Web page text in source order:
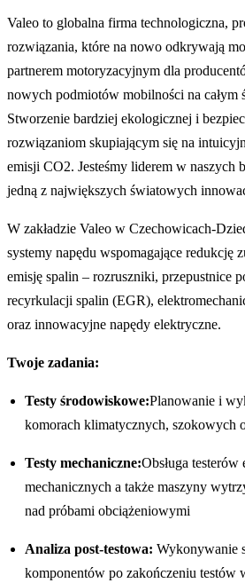
Valeo to globalna firma technologiczna,
rozwiązania, które na nowo odkrywają
partnerem motoryzacyjnym dla
nowych podmiotów mobilności na całym
Stworzenie bardziej ekologicznej i
rozwiązaniom skupiającym się na
emisji CO2. Jesteśmy liderem w naszych
jedną z największych światowych
W zakładzie Valeo w Czechowicach-
systemy napędu wspomagające redukcję
emisję spalin – rozruszniki, przepustnice
recyrkulacji spalin (EGR),
oraz innowacyjne napędy elektryczne.
Twoje zadania:
Testy środowiskowe:Planowanie i
komorach klimatycznych, szokowych
Testy mechaniczne:Obsługa
mechanicznych a także maszyny
nad próbami obciążeniowymi
Analiza post-testowa: Wykonywanie
komponentów po zakończeniu testów